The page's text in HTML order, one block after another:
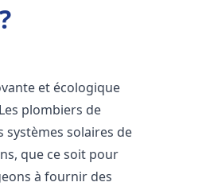
et écologique
plombiers de
solaires de
que ce soit pour
à fournir des